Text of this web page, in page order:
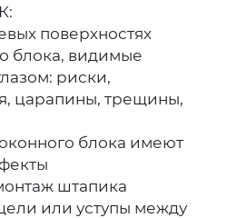
поверхностях
блока, видимые
риски,
царапины, трещины,
блока имеют
штапика
или уступы между